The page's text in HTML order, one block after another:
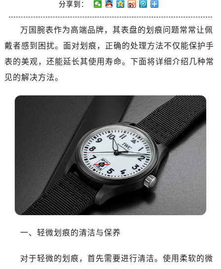
分享到：
万国腕表作为高端品牌，其表盘的划痕问题常常让佩
戴者感到困扰。面对划痕，正确的处理方法不仅能保护手
表的美观，还能延长其使用寿命。下面将详细介绍几种常
见的解决方法。
一、轻微划痕的清洁与保养
对于轻微的划痕，首先需要进行清洁。使用柔软的微